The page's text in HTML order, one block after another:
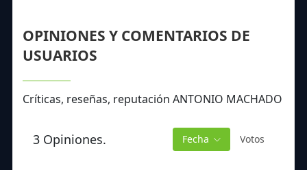
OPINIONES Y COMENTARIOS DE
USUARIOS
Críticas, reseñas, reputación ANTONIO MACHADO
3 Opiniones. Fecha Votos